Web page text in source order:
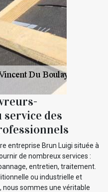
des
entreprise Brun Luigi située à
de nombreux services :
entretien, traitement.
ou industrielle et
nous sommes une véritable